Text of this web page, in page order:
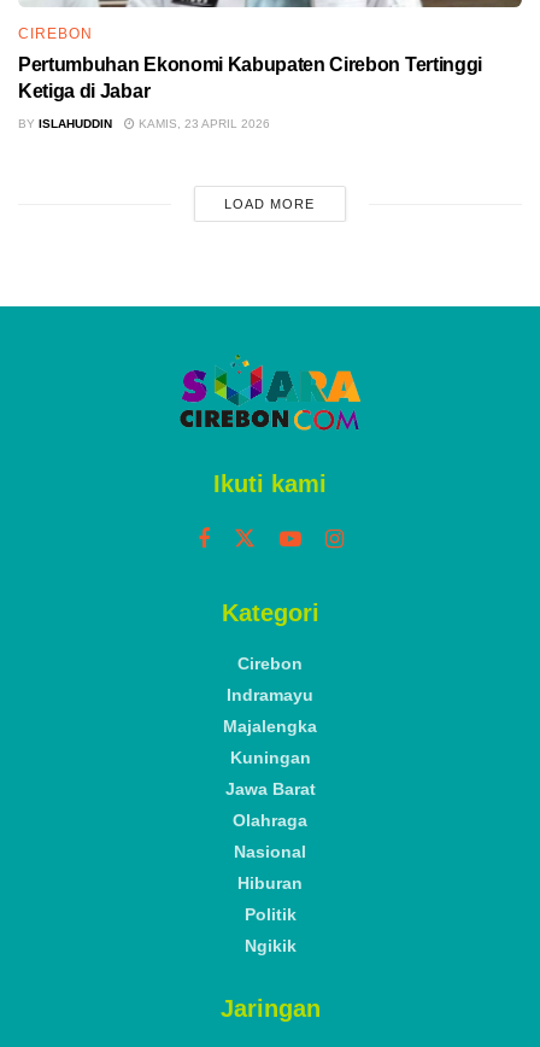
CIREBON
Pertumbuhan Ekonomi Kabupaten Cirebon Tertinggi
Ketiga di Jabar
BY ISLAHUDDIN KAMIS, 23 APRIL 2026
LOAD MORE
Ikuti kami
Kategori
Cirebon
Indramayu
Majalengka
Kuningan
Jawa Barat
Olahraga
Nasional
Hiburan
Politik
Ngikik
Jaringan